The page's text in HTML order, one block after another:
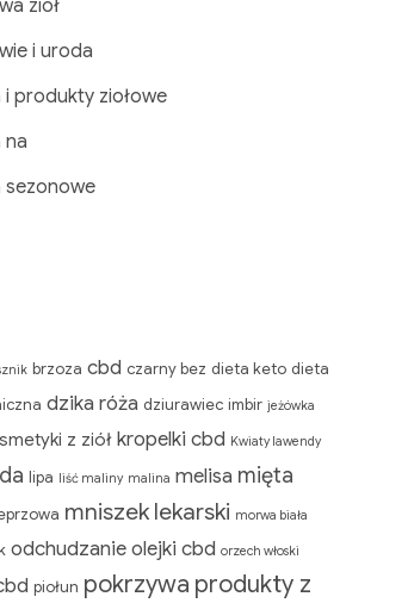
ziół
i uroda
i produkty ziołowe
sezonowe
brzoza cbd czarny bez dieta keto dieta
dzika róża dziurawiec imbir jeżówka
z ziół kropelki cbd Kwiaty lawendy
lipa liść maliny malina melisamięta
mniszek lekarski morwa biała
odchudzanieolejki cbd orzech włoski
piołun pokrzywaprodukty z